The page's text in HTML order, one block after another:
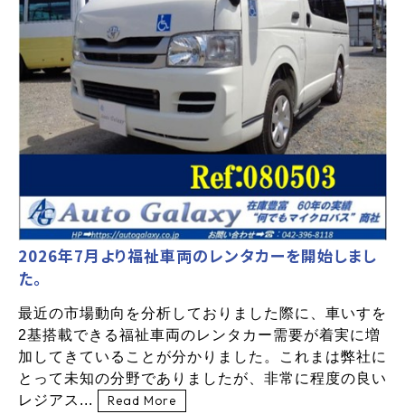
2026年7月より福祉車両のレンタカーを開始しまし
た。
最近の市場動向を分析しておりました際に、車いすを
2基搭載できる福祉車両のレンタカー需要が着実に増
加してきていることが分かりました。これまは弊社に
とって未知の分野でありましたが、非常に程度の良い
レジアス...
Read More